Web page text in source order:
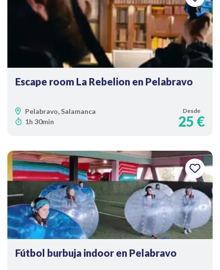
Escape room La Rebelion en Pelabravo
Pelabravo, Salamanca
1h 30min
Desde
25 €
Fútbol burbuja indoor en Pelabravo